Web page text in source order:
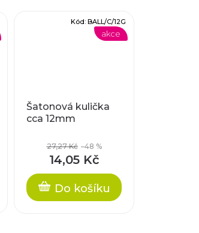
akce
Šatonová kulička
cca 12mm
27,27 Kč –48 %
14,05 Kč
Do košíku
Kód: BALL/C/12G